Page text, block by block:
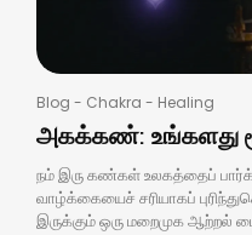
Blog - Chakra - Healing
அகக்கண்: உங்களது
நம் இரு கண்கள் உலகத்தைப்
வாழ்க்கையைச் சரியாகப்
இருக்கும் ஒரு மறைமுக